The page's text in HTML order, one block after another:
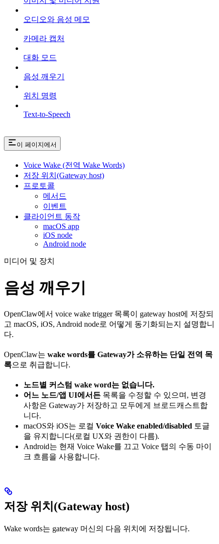
오디오와 음성 메모
카메라 캡처
대화 모드
음성 깨우기
위치 명령
Text-to-Speech
이 페이지에서
Voice Wake (전역 Wake Words)
저장 위치(Gateway host)
프로토콜
메서드
이벤트
클라이언트 동작
macOS app
iOS node
Android node
미디어 및 장치
음성 깨우기
OpenClaw에서 voice wake trigger 목록이 gateway host에 저장되
고 macOS, iOS, Android node로 어떻게 동기화되는지 설명합니
다.
OpenClaw는 wake words를 Gateway가 소유하는 단일 전역 목
록으로 취급합니다.
노드별 커스텀 wake word는 없습니다.
어느 노드/앱 UI에서든 목록을 수정할 수 있으며, 변경
사항은 Gateway가 저장하고 모두에게 브로드캐스트합
니다.
macOS와 iOS는 로컬 Voice Wake enabled/disabled 토글
을 유지합니다(로컬 UX와 권한이 다름).
Android는 현재 Voice Wake를 끄고 Voice 탭의 수동 마이
크 흐름을 사용합니다.
저장 위치(Gateway host)
Wake words는 gateway 머신의 다음 위치에 저장됩니다.